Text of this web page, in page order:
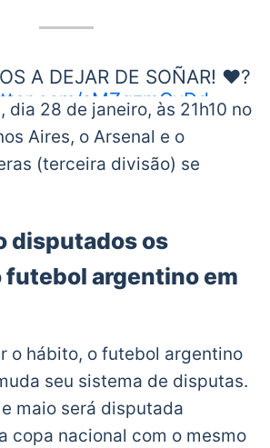
A DEJAR DE SOÑAR! ❤️?
sMZgzmCyDd
(@BocaUnidosRA)
dia 28 de janeiro, às 21h10 no
Aires, o Arsenal e o
(terceira divisão) se
disputados os
futebol argentino em
o hábito, o futebol argentino
seu sistema de disputas.
maio será disputada
copa nacional com o mesmo